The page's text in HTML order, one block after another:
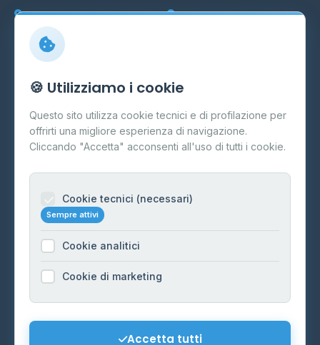
Marche Veneto
Info
Cos'è il GPL
FAQ
Contatti
Informazioni legali
Cookie Policy
Preferenze Cookie
Mappa del sito
🍪 Utilizziamo i cookie
Questo sito utilizza cookie tecnici e di profilazione per
offrirti una migliore esperienza di navigazione.
Cliccando "Accetta" acconsenti all'uso di tutti i cookie.
Cookie tecnici (necessari)
Sempre attivi
Cookie analitici
Cookie di marketing
Accetta tutti